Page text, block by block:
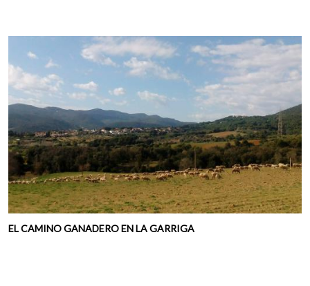
EL CAMINO GANADERO EN LA GARRIGA